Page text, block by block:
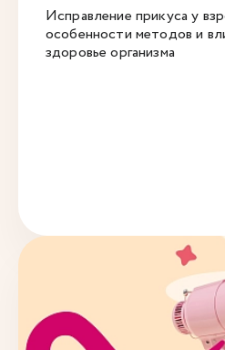
Исправление прикуса у
особенности методов и
здоровье организма